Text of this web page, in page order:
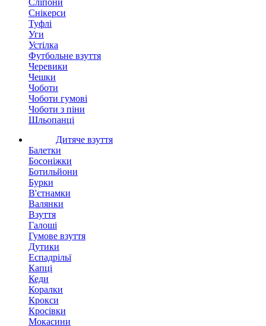
Сліпони
Снікерси
Туфлі
Уги
Устілка
Футбольне взуття
Черевики
Чешки
Чоботи
Чоботи гумові
Чоботи з піни
Шльопанці
Дитяче взуття
Балетки
Босоніжки
Ботильйони
Бурки
В'єтнамки
Валянки
Взуття
Галоші
Гумове взуття
Дутики
Еспадрільї
Капці
Кеди
Коралки
Крокси
Кросівки
Мокасини